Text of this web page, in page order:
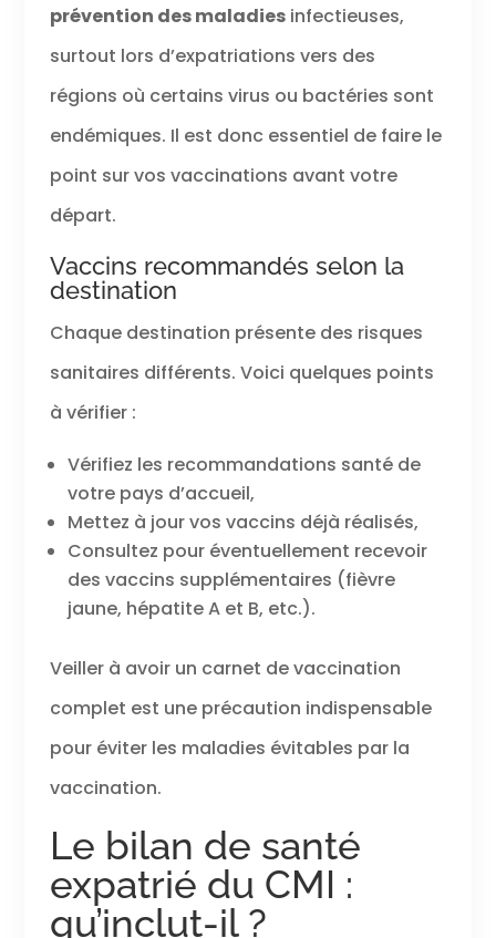
prévention des maladiesinfectieuses,
surtout lors d’expatriations vers des
régions où certains virus ou bactéries sont
endémiques. Il est donc essentiel de faire le
point sur vos vaccinations avant votre
départ.
Vaccins recommandés selon la
destination
Chaque destination présente des risques
sanitaires différents. Voici quelques points
à vérifier :
Vérifiez les recommandations santé de
votre pays d’accueil,
Mettez à jour vos vaccins déjà réalisés,
Consultez pour éventuellement recevoir
des vaccins supplémentaires (fièvre
jaune, hépatite A et B, etc.).
Veiller à avoir un carnet de vaccination
complet est une précaution indispensable
pour éviter les maladies évitables par la
vaccination.
Le bilan de santé
expatrié du CMI :
qu’inclut-il ?